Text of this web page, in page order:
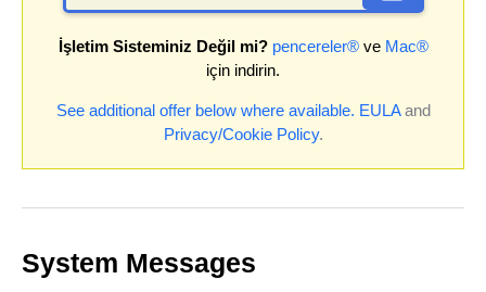
İşletim Sisteminiz Değil mi? pencereler®ve Mac®
için indirin.
See additional offer below where available. EULAand
Privacy/Cookie Policy.
System Messages